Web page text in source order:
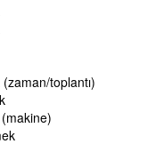
toplantı)